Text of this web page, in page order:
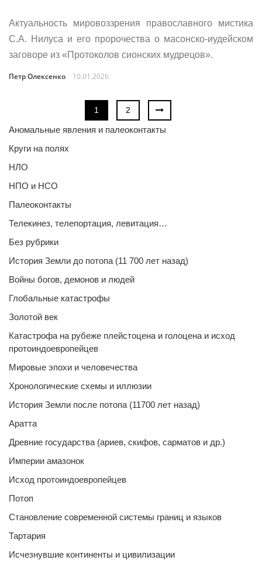
Актуальность мировоззрения православного мистика
С.А. Нилуса и его пророчества о масонско-иудейском
заговоре из «Протоколов сионских мудрецов».
Петр Олексенко 10.01.2026
1 2
Аномальные явления и палеоконтакты
Круги на полях
НЛО
НПО и НСО
Палеоконтакты
Телекинез, телепортация, левитация…
Без рубрики
История Земли до потопа (11 700 лет назад)
Войны богов, демонов и людей
Глобальные катастрофы
Золотой век
Катастрофа на рубеже плейстоцена и голоцена и исход
протоиндоевропейцев
Мировые эпохи и человечества
Хронологические схемы и иллюзии
История Земли после потопа (11700 лет назад)
Аратта
Древние государства (ариев, скифов, сарматов и др.)
Империи амазонок
Исход протоиндоевропейцев
Потоп
Становление современной системы границ и языков
Тартария
Исчезнувшие континенты и цивилизации